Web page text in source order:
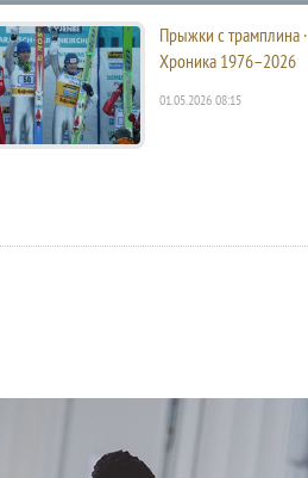
Прыжки с трамплина ·
Хроника 1976–2026
01.05.2026 08:15